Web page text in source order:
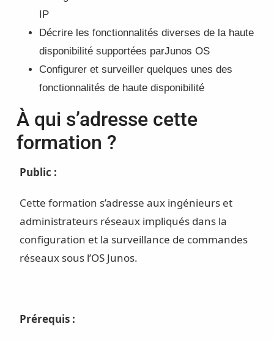
IP
Décrire les fonctionnalités diverses de la haute
disponibilité supportées parJunos OS
Configurer et surveiller quelques unes des
fonctionnalités de haute disponibilité
À qui s’adresse cette
formation ?
Public :
Cette formation s’adresse aux ingénieurs et
administrateurs réseaux impliqués dans la
configuration et la surveillance de commandes
réseaux sous l’OS Junos.
Prérequis :